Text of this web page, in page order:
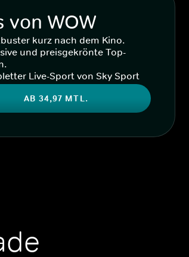
von WOW
kurz nach dem Kino.
und preisgekrönte Top-
Live-Sport von Sky Sport
AB 34,97 MTL.